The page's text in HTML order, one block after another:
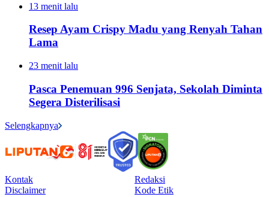
13 menit lalu
Resep Ayam Crispy Madu yang Renyah Tahan
Lama
23 menit lalu
Pasca Penemuan 996 Senjata, Sekolah Diminta
Segera Disterilisasi
Selengkapnya
Kontak
Redaksi
Disclaimer
Kode Etik